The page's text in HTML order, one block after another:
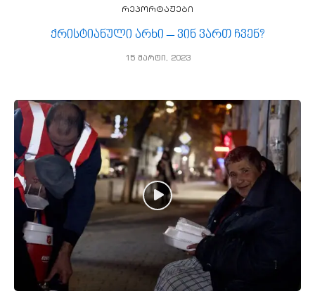
რეპორტაჟები
ქრისტიანული არხი – ვინ ვართ ჩვენ?
15 მარტი, 2023